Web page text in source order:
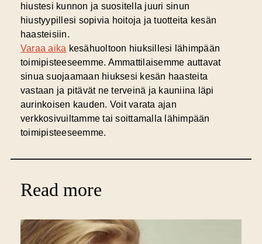
hiustesi kunnon ja suositella juuri sinun
hiustyypillesi sopivia hoitoja ja tuotteita kesän
haasteisiin.
Varaa aika kesähuoltoon hiuksillesi lähimpään
toimipisteeseemme. Ammattilaisemme auttavat
sinua suojaamaan hiuksesi kesän haasteita
vastaan ja pitävät ne terveinä ja kauniina läpi
aurinkoisen kauden. Voit varata ajan
verkkosivuiltamme tai soittamalla lähimpään
toimipisteeseemme.
Read more